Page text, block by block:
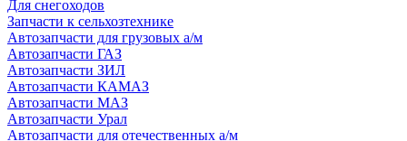
Для снегоходов
Запчасти к сельхозтехнике
Автозапчасти для грузовых а/м
Автозапчасти ГАЗ
Автозапчасти ЗИЛ
Автозапчасти КАМАЗ
Автозапчасти МАЗ
Автозапчасти Урал
Автозапчасти для отечественных а/м